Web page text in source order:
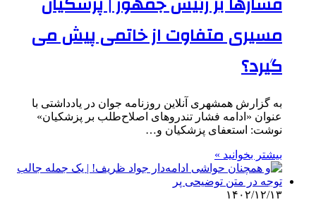
مسیری متفاوت از خاتمی پیش می
گیرد؟
به گزارش همشهری آنلاین روزنامه جوان در یادداشتی با
عنوان «ادامه فشار تندروهای اصلاح‌طلب بر پزشکیان»
نوشت: استعفای پزشکیان و…
بیشتر بخوانید »
۱۴۰۲/۱۲/۱۳